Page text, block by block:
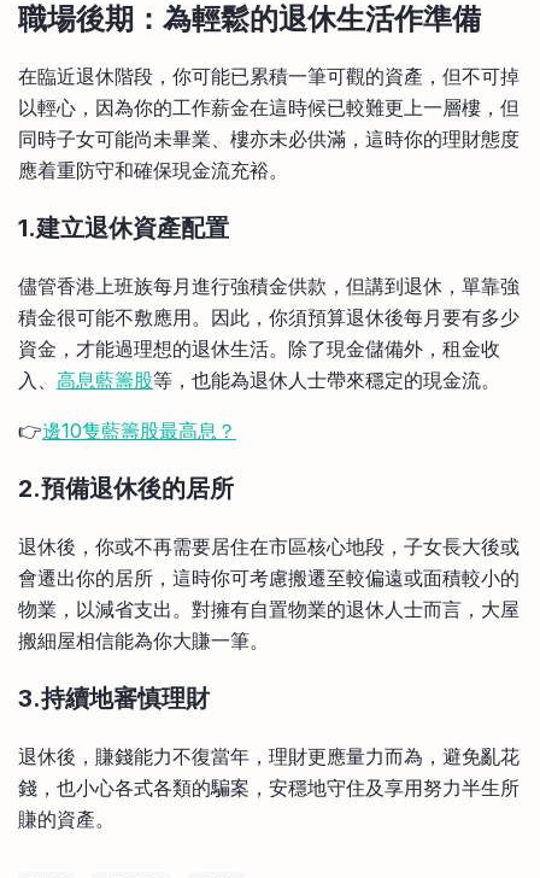
職場後期：為輕鬆的退休生活作準備
在臨近退休階段，你可能已累積一筆可觀的資產，但不可掉
以輕心，因為你的工作薪金在這時候已較難更上一層樓，但
同時子女可能尚未畢業、樓亦未必供滿，這時你的理財態度
應着重防守和確保現金流充裕。
1.建立退休資產配置
儘管香港上班族每月進行強積金供款，但講到退休，單靠強
積金很可能不敷應用。因此，你須預算退休後每月要有多少
資金，才能過理想的退休生活。除了現金儲備外，租金收
入、 高息藍籌股等，也能為退休人士帶來穩定的現金流。
👉邊10隻藍籌股最高息？
2.預備退休後的居所
退休後，你或不再需要居住在市區核心地段，子女長大後或
會遷出你的居所，這時你可考慮搬遷至較偏遠或面積較小的
物業，以減省支出。對擁有自置物業的退休人士而言，大屋
搬細屋相信能為你大賺一筆。
3.持續地審慎理財
退休後，賺錢能力不復當年，理財更應量力而為，避免亂花
錢，也小心各式各類的騙案，安穩地守住及享用努力半生所
賺的資產。